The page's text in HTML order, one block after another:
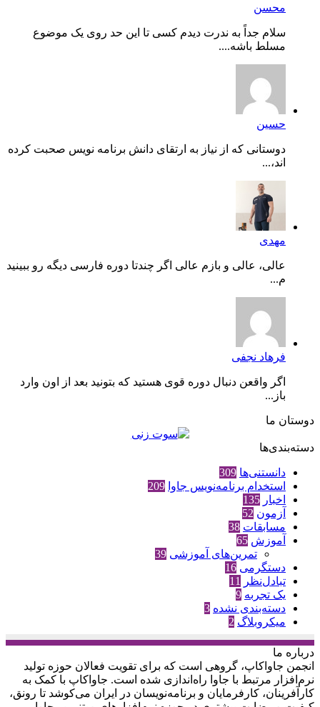
محسن
سلام جداً به ندرت دیدم کسی تا این حد روی یک موضوع
مسلط باشه....
حسین
دوستانی که از نیاز به ارتقای دانش برنامه نویس صحبت کرده
اند،...
مهدی
عالی، عالی و بازم عالی اگر چندتا دوره فارسی دیگه رو ببینید
م...
فرهاد نجفی
اگر واقعن دنبال دوره قوی هستید که بتونید بعد از اون وارد
باز...
دوستان ما
دسته‌بندی‌ها
دانستنی‌ها 309
استخدام برنامه‌نویس جاوا 209
اخبار 135
آزمون 52
مسابقات 38
آموزش 65
تمرین‌های آموزشی 39
دستگرمی 16
تبادل‌نظر
11
یک تجربه 9
دسته‌بندی نشده 3
میکروبلاگ 2
درباره‌ ما
انجمن جاواکاپ، گروهی است که برای تقویت فعالان حوزه‌ تولید
نرم‌افزار مرتبط با جاوا راه‌اندازی شده است. جاواکاپ با کمک به
کارآفرینان، کارفرمایان و برنامه‌نویسان در ایران می‌کوشد تا رونق،